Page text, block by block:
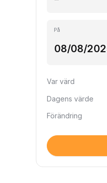
På
Var värd
Dagens värde
Förändring